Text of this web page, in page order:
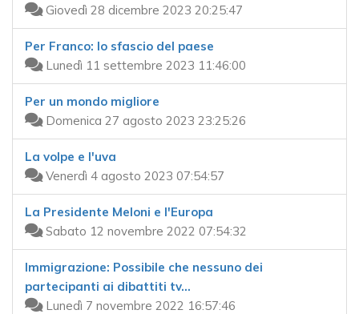
Giovedì 28 dicembre 2023 20:25:47
Per Franco: lo sfascio del paese
Lunedì 11 settembre 2023 11:46:00
Per un mondo migliore
Domenica 27 agosto 2023 23:25:26
La volpe e l'uva
Venerdì 4 agosto 2023 07:54:57
La Presidente Meloni e l'Europa
Sabato 12 novembre 2022 07:54:32
Immigrazione: Possibile che nessuno dei
partecipanti ai dibattiti tv...
Lunedì 7 novembre 2022 16:57:46